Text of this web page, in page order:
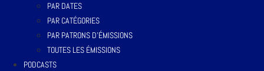
PAR DATES
PAR CATÉGORIES
PAR PATRONS D’ÉMISSIONS
TOUTES LES ÉMISSIONS
PODCASTS